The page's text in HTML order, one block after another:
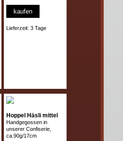
kaufen
Lieferzeit: 3 Tage
Hoppel Häsli mittel
Handgegossen in
unserer Confiserie,
ca.90g/17cm